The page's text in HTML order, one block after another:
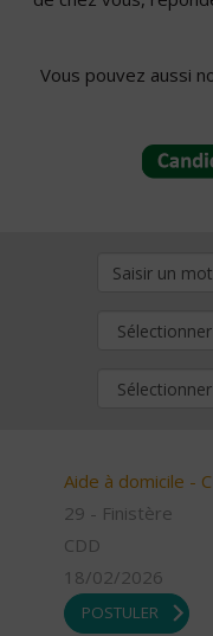
Vous pouvez aussi
Aide à domicile -
29 - Finistère
CDD
18/02/2026
POSTULER